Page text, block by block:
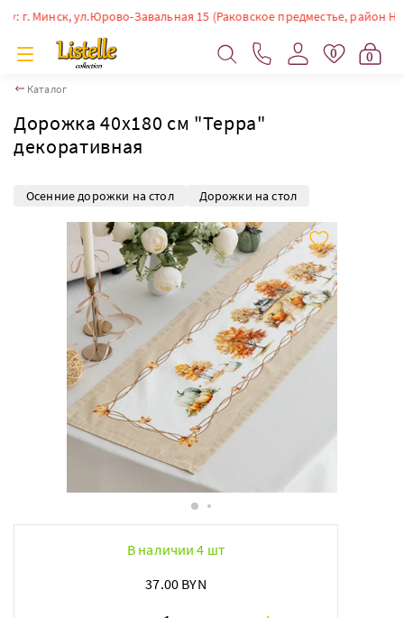
Минск, ул.Юрово-Завальная 15 (Раковское предместье, район
0 0
Каталог
Дорожка 40х180 см "Терра"
декоративная
Осенние дорожки на стол Дорожки на стол
В наличии 4 шт
37.00 BYN